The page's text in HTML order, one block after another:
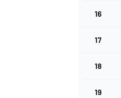
16
17
18
19